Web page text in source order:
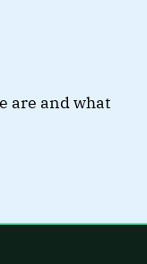
are and what